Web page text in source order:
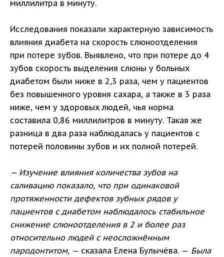
миллилитра в минуту.
Исследования показали характерную зависимость
влияния диабета на скорость слюноотделения
при потере зубов. Выявлено, что при потере до 4
зубов скорость выделения слюны у больных
диабетом были ниже в 2,3 раза, чем у пациентов
без повышенного уровня сахара, а также в 3 раза
ниже, чем у здоровых людей, чья норма
составила 0,86 миллилитров в минуту. Такая же
разница в два раза наблюдалась у пациентов с
потерей половины зубов и их полной потерей.
— Изучение влияния количества зубов на
саливацию показало, что при одинаковой
протяженности дефектов зубных рядов у
пациентов с диабетом наблюдалось стабильное
снижение слюноотделения в 2 и более раз
относительно людей с неосложнённым
пародонтитом, — сказала Елена Булычёва. — Была